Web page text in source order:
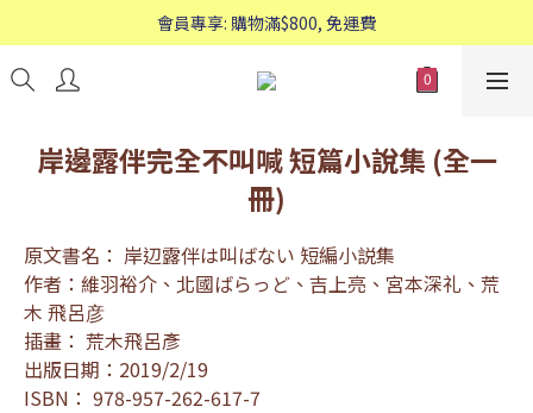
歡迎WhatsApp查詢：95588661
會員專享: 購物滿$800, 免運費
歡迎WhatsApp查詢：95588661
岸邊露伴完全不叫喊 短篇小說集 (全一
冊)
原文書名： 岸辺露伴は叫ばない 短編小説集
作者：維羽裕介、北國ばらっど、吉上亮、宮本深礼、荒
木 飛呂彦
插畫： 荒木飛呂彥
出版日期：2019/2/19
ISBN： 978-957-262-617-7